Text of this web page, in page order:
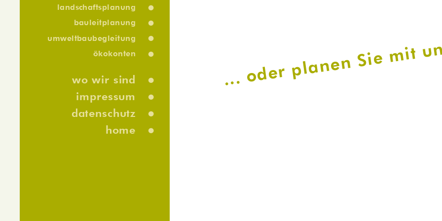
... oder planen Sie mit
landschaftsplanung •
bauleitplanung •
umweltbaubegleitung •
ökokonten •
wo wir sind •
impressum •
datenschutz •
home •